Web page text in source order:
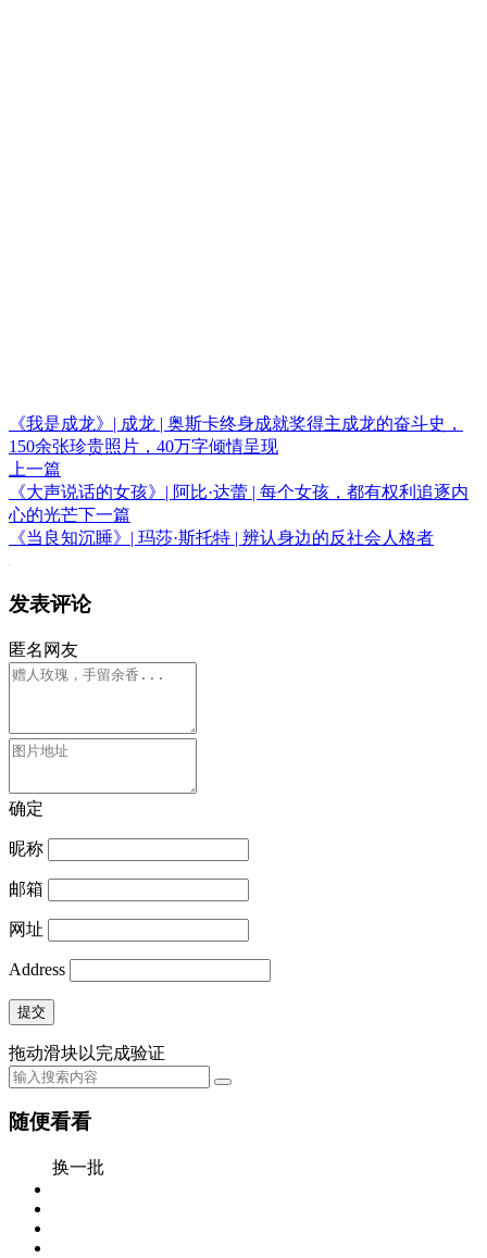
《我是成龙》| 成龙 | 奥斯卡终身成就奖得主成龙的奋斗史，
150余张珍贵照片，40万字倾情呈现
上一篇
《大声说话的女孩》| 阿比·达蕾 | 每个女孩，都有权利追逐内
心的光芒下一篇
《当良知沉睡》| 玛莎·斯托特 | 辨认身边的反社会人格者
发表评论
匿名网友
确定
昵称
邮箱
网址
Address
提交
拖动滑块以完成验证
随便看看
换一批